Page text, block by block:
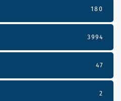
180
3994
47
2